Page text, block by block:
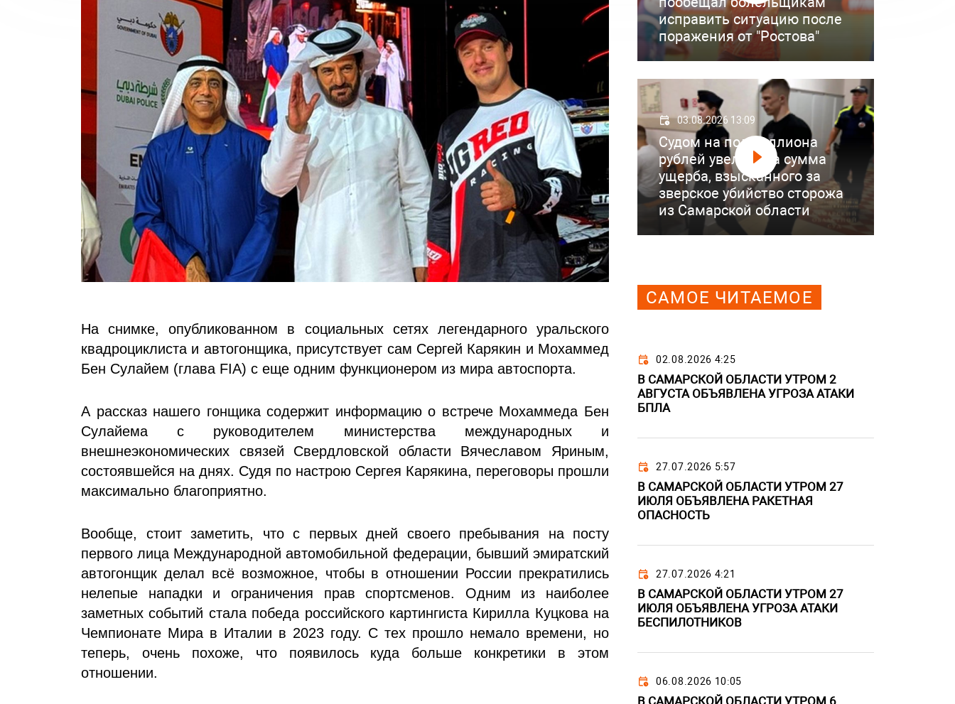
На снимке, опубликованном в социальных сетях легендарного уральского
квадроциклиста и автогонщика, присутствует сам Сергей Карякин и Мохаммед
Бен Сулайем (глава FIA) с еще одним функционером из мира автоспорта.
А рассказ нашего гонщика содержит информацию о встрече Мохаммеда Бен
Сулайема с руководителем министерства международных и
внешнеэкономических связей Свердловской области Вячеславом Яриным,
состоявшейся на днях. Судя по настрою Сергея Карякина, переговоры прошли
максимально благоприятно.
Вообще, стоит заметить, что с первых дней своего пребывания на посту
первого лица Международной автомобильной федерации, бывший эмиратский
автогонщик делал всё возможное, чтобы в отношении России прекратились
нелепые нападки и ограничения прав спортсменов. Одним из наиболее
заметных событий стала победа российского картингиста Кирилла Куцкова на
Чемпионате Мира в Италии в 2023 году. С тех прошло немало времени, но
теперь, очень похоже, что появилось куда больше конкретики в этом
отношении.
исправить ситуацию после
поражения от "Ростова"
03.08.2026 13:09
Судом на полмиллиона
рублей увеличена сумма
ущерба, взысканного за
зверское убийство сторожа
из Самарской области
САМОЕ ЧИТАЕМОЕ
02.08.2026 4:25
В САМАРСКОЙ ОБЛАСТИ УТРОМ 2
АВГУСТА ОБЪЯВЛЕНА УГРОЗА АТАКИ
БПЛА
27.07.2026 5:57
В САМАРСКОЙ ОБЛАСТИ УТРОМ 27
ИЮЛЯ ОБЪЯВЛЕНА РАКЕТНАЯ
ОПАСНОСТЬ
27.07.2026 4:21
В САМАРСКОЙ ОБЛАСТИ УТРОМ 27
ИЮЛЯ ОБЪЯВЛЕНА УГРОЗА АТАКИ
БЕСПИЛОТНИКОВ
06.08.2026 10:05